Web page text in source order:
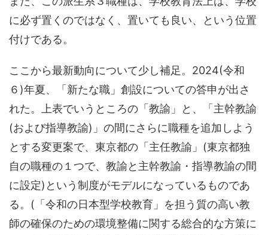
に必ず置くのではなく、置いても良い、という位置
付けである。
ここから最新動向について少し補足。2024(令和
６)年夏、「新たな職」創設についての答申が出さ
れた。上表でいうところの「教諭」と、「主幹教諭
(および指導教諭)」の間にさらに職種を追加しよう
とする変更案で、東京都の「主任教諭」(東京都独
自の職種の１つで、教諭と主幹教諭・指導教諭の間
に設定)という制度がモデルになっているものであ
る。(「令和の日本型学校教育」を担う質の高い教
師の確保のための環境整備に関する総合的な方策に